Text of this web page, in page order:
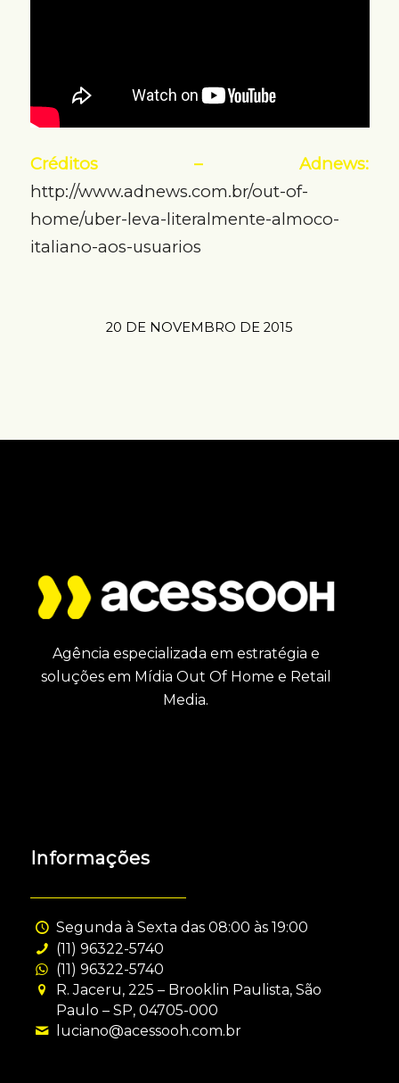
Créditos – Adnews:
http://www.adnews.com.br/out-of-
home/uber-leva-literalmente-almoco-
italiano-aos-usuarios
20 DE NOVEMBRO DE 2015
Agência especializada em estratégia e
soluções em Mídia Out Of Home e Retail
Media.
Informações
Segunda à Sexta das 08:00 às 19:00
(11) 96322-5740
(11) 96322-5740
R. Jaceru, 225 – Brooklin Paulista, São
Paulo – SP, 04705-000
luciano@acessooh.com.br